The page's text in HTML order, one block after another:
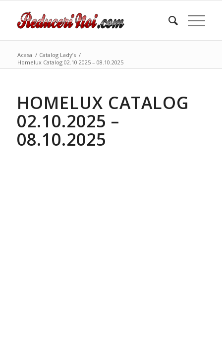
Acasa / Catalog Lady’s /
Homelux Catalog 02.10.2025 – 08.10.2025
HOMELUX CATALOG
02.10.2025 –
08.10.2025